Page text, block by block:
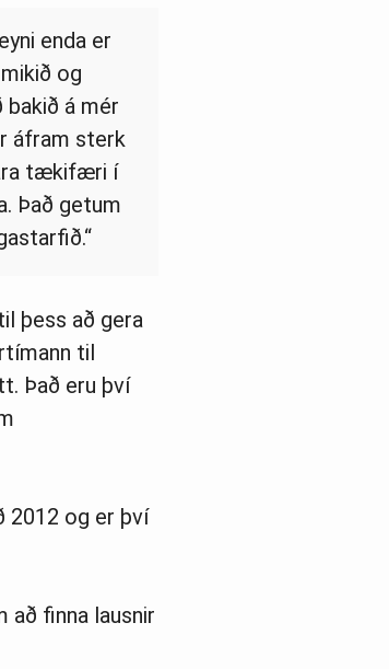
enda er
og
á mér
áfram sterk
tækifæri í
Það getum
þess að gera
til
Það eru því
2012 og er því
að finna lausnir